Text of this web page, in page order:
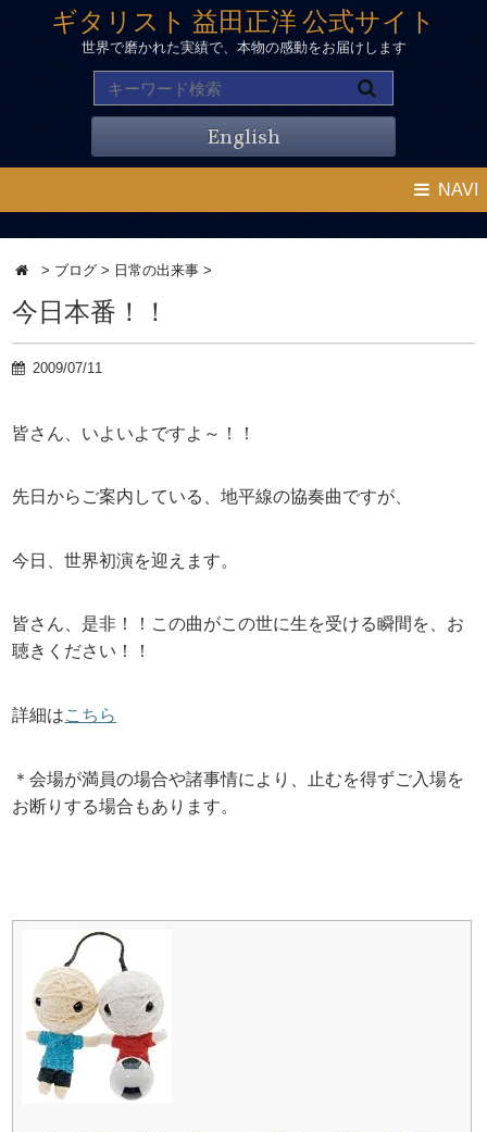
ギタリスト 益田正洋 公式サイト
世界で磨かれた実績で、本物の感動をお届けします
English
NAVI
> ブログ > 日常の出来事 >
今日本番！！
2009/07/11
皆さん、いよいよですよ～！！
先日からご案内している、地平線の協奏曲ですが、
今日、世界初演を迎えます。
皆さん、是非！！この曲がこの世に生を受ける瞬間を、お
聴きください！！
詳細はこちら
＊会場が満員の場合や諸事情により、止むを得ずご入場を
お断りする場合もあります。